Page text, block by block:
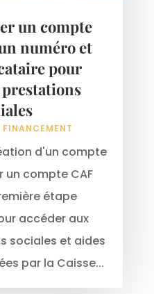
un compte
numéro et
pour
FINANCEMENT
d'un compte
un compte CAF
étape
accéder aux
sociales et aides
par la Caisse...